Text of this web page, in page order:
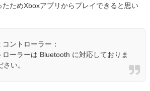
たためXboxアプリからプレイできると思い
ントローラー：
ーラーは Bluetooth に対応しておりま
い。